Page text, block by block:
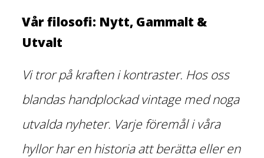
Vår filosofi: Nytt, Gammalt &
Utvalt
Vi tror på kraften i kontraster. Hos oss
blandas handplockad vintage med noga
utvalda nyheter. Varje föremål i våra
hyllor har en historia att berätta eller en